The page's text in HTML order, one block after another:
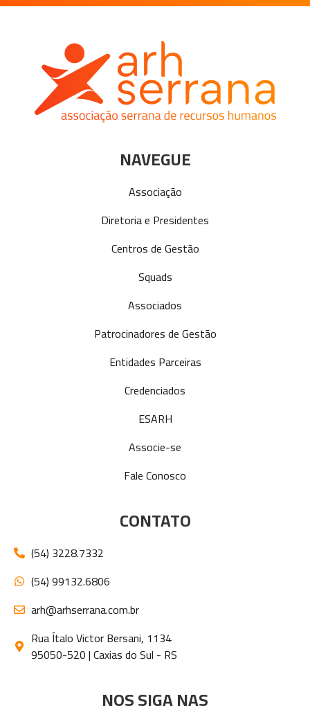
NAVEGUE
Associação
Diretoria e Presidentes
Centros de Gestão
Squads
Associados
Patrocinadores de Gestão
Entidades Parceiras
Credenciados
ESARH
Associe-se
Fale Conosco
CONTATO
(54) 3228.7332
(54) 99132.6806
arh@arhserrana.com.br
Rua Ítalo Victor Bersani, 1134
95050-520 | Caxias do Sul - RS
NOS SIGA NAS